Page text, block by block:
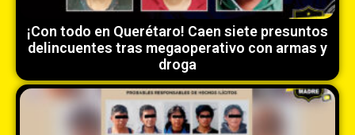
¡Con todo en Querétaro! Caen siete presuntos
delincuentes tras megaoperativo con armas y
droga